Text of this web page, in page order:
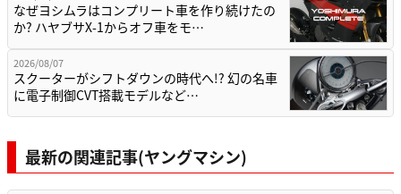
なぜヨシムラはコンプリート車を作り続けたの
か? ハヤブサX-1からオフ車をモ…
2026/08/07
スクーターがシフトダウンの時代へ!? 幻の名車
に電子制御CVT搭載モデルなど…
最新の関連記事(ヤングマシン)